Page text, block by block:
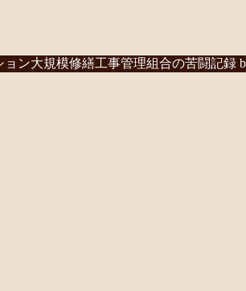
ン大規模修繕工事管理組合の苦闘記録